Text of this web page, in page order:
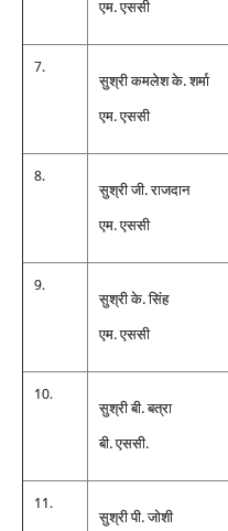
एम. एससी
7.
सुश्री कमलेश के. शर्मा
एम. एससी
8.
सुश्री जी. राजदान
एम. एससी
9.
सुश्री के. सिंह
एम. एससी
10.
सुश्री बी. बत्रा
बी. एससी.
11.
सुश्री पी. जोशी